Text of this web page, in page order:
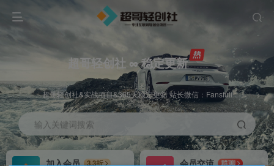
超哥轻创社 ∞ 稳定更新
超哥轻创社&实战项目&365天稳定更新 站长微信：Fansfuli
输入关键词搜索
加入会员
3.3折
会员交流
群聊